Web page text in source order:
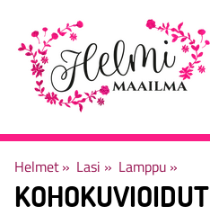
Helmet‪» Lasi ‪» Lamppu ‪»
KOHOKUVIOIDUT